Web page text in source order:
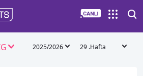
2025/2026 29 .Hafta